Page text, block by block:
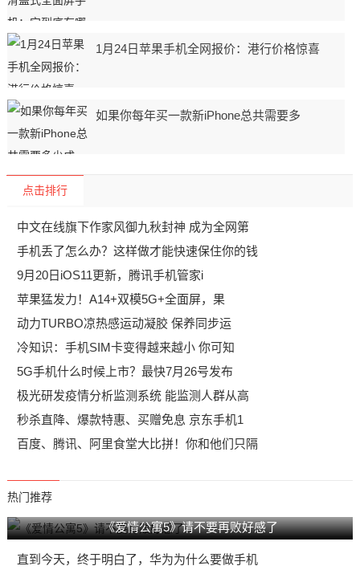
1月24日苹果手机全网报价：港行价格惊喜
如果你每年买一款新iPhone总共需要多
点击排行
中文在线旗下作家风御九秋封神 成为全网第
手机丢了怎么办？这样做才能快速保住你的钱
9月20日iOS11更新，腾讯手机管家i
苹果猛发力！A14+双模5G+全面屏，果
动力TURBO凉热感运动凝胶 保养同步运
冷知识：手机SIM卡变得越来越小 你可知
5G手机什么时候上市？最快7月26号发布
极光研发疫情分析监测系统 能监测人群从高
秒杀直降、爆款特惠、买赠免息 京东手机1
百度、腾讯、阿里食堂大比拼！你和他们只隔
热门推荐
《爱情公寓5》请不要再败好感了
直到今天，终于明白了，华为为什么要做手机